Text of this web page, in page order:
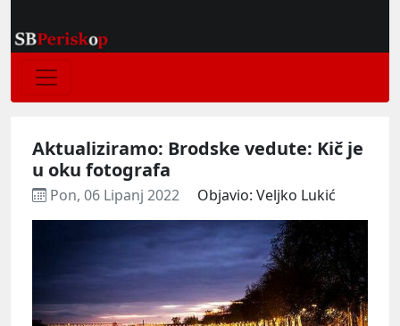
Aktualiziramo: Brodske vedute: Kič je
u oku fotografa
Pon, 06 Lipanj 2022 Objavio: Veljko Lukić